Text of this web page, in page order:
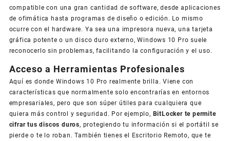
compatible con una gran cantidad de software, desde aplicaciones
de ofimática hasta programas de diseño o edición. Lo mismo
ocurre con el hardware. Ya sea una impresora nueva, una tarjeta
gráfica potente o un disco duro externo, Windows 10 Pro suele
reconocerlo sin problemas, facilitando la configuración y el uso.
Acceso a Herramientas Profesionales
Aquí es donde Windows 10 Pro realmente brilla. Viene con
características que normalmente solo encontrarías en entornos
empresariales, pero que son súper útiles para cualquiera que
quiera más control y seguridad. Por ejemplo, BitLocker te permite
cifrar tus discos duros, protegiendo tu información si el portátil se
pierde o te lo roban. También tienes el Escritorio Remoto, que te